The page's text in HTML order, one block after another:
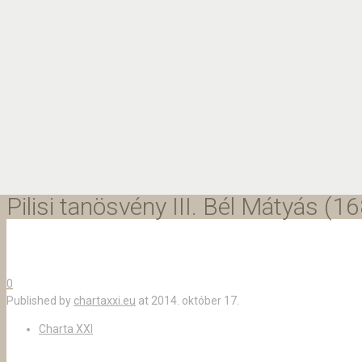
Pilisi tanösvény III. Bél Mátyás
0
Published by chartaxxi.eu at 2014. október 17.
Charta XXI